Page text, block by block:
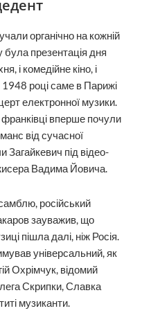
органічно на кожній
була презентація дня
і комедійне кіно, і
1948 році саме в Парижі
електронної музики.
франківці вперше почули
від сучасної
Загайкевич під відео-
Вадима Йовича.
російський
зауважив, що
пішла далі, ніж Росія.
універсальний, як
Охрімчук, відомий
Скрипки, Славка
музиканти.